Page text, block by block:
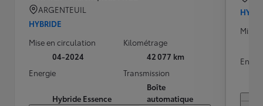
ARGENTEUIL
HYBRIDE
Mise en circulation
04-2024
Kilométrage
42 077 km
Energie
Hybride Essence
Transmission
Boîte
automatique
Mise